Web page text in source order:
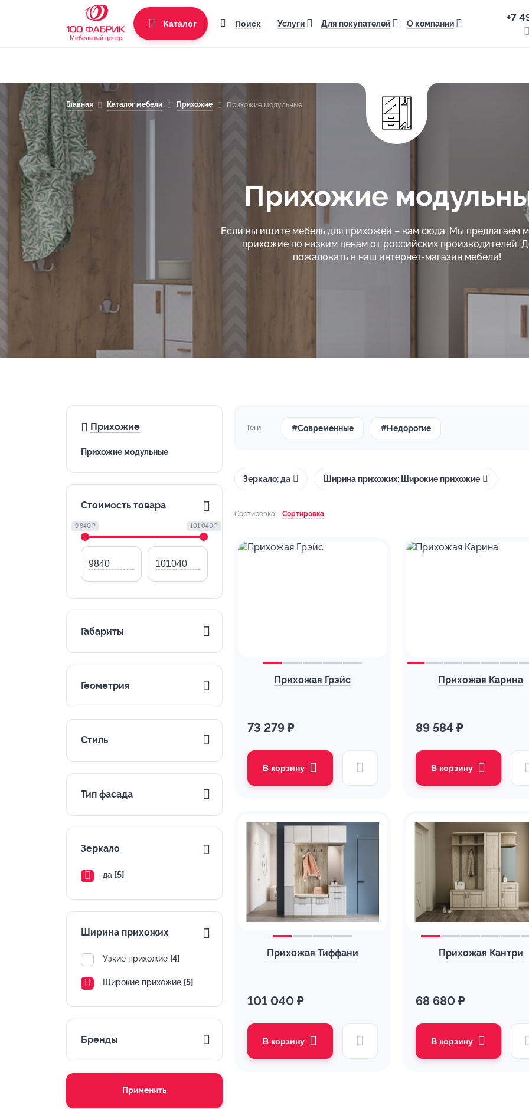
Мебельный центр
Каталог Поиск Услуги Для покупателей О компании +7
Главная Каталог мебели Прихожие Прихожие модульные
Прихожие
Если вы ищите мебель для прихожей – вам сюда. Мы предлагаем
прихожие по низким ценам от российских производителей.
пожаловать в наш интернет-магазин мебели!
Прихожие
Прихожие модульные
Стоимость товара
9 840 ₽ 101 040 ₽
Габариты
Геометрия
Стиль
Тип фасада
Зеркало
да [5]
Ширина прихожих
Узкие прихожие [4]
Широкие прихожие [5]
Бренды
Применить
Теги: #Современные #Недорогие
Зеркало: да Ширина прихожих: Широкие прихожие
Сортировка: Сортировка
Прихожая Грэйс
73 279 ₽
В корзину
Прихожая Карина
89 584 ₽
В корзину
Прихожая Тиффани
101 040 ₽
В корзину
Прихожая Кантри
68 680 ₽
В корзину